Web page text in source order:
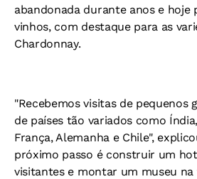
abandonada durante anos e hoje
vinhos, com destaque para as
Chardonnay.
"Recebemos visitas de pequenos
de países tão variados como
França, Alemanha e Chile",
próximo passo é construir um
visitantes e montar um museu na